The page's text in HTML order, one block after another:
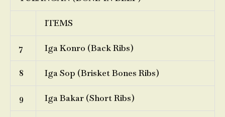
ITEMS
7 Iga Konro (Back Ribs)
8 Iga Sop (Brisket Bones Ribs)
9 Iga Bakar (Short Ribs)